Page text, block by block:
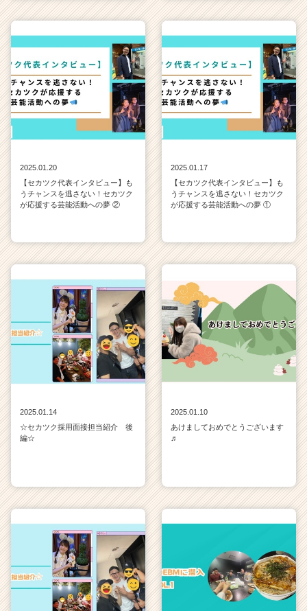
2025.01.20
【セカツク代表インタビュー】も
うチャンスを逃さない！セカツク
が応援する芸能活動への夢 ②
2025.01.17
【セカツク代表インタビュー】も
うチャンスを逃さない！セカツク
が応援する芸能活動への夢 ①
2025.01.14
☆セカツク採用面接担当紹介 後
編☆
2025.01.10
あけましておめでとうございます
♬